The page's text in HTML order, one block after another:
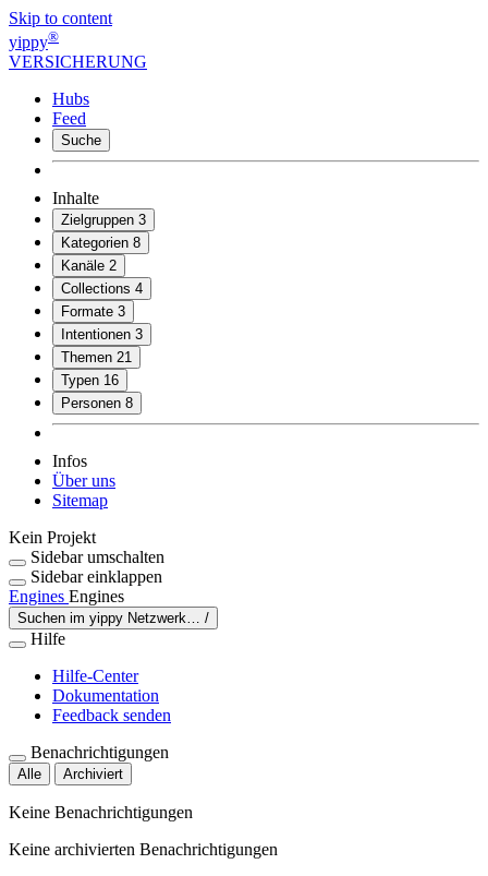
Skip to content
yippy®
VERSICHERUNG
Hubs
Feed
Suche
Inhalte
Zielgruppen 3
Kategorien 8
Kanäle 2
Collections 4
Formate 3
Intentionen 3
Themen 21
Typen 16
Personen 8
Infos
Über uns
Sitemap
Kein Projekt
Sidebar umschalten
Sidebar einklappen
Engines Engines
Suchen im yippy Netzwerk… /
Hilfe
Hilfe-Center
Dokumentation
Feedback senden
Benachrichtigungen
Alle Archiviert
Keine Benachrichtigungen
Keine archivierten Benachrichtigungen